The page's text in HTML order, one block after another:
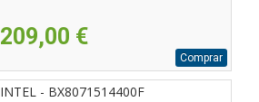
209,00 €
Comprar
INTEL - BX8071514400F